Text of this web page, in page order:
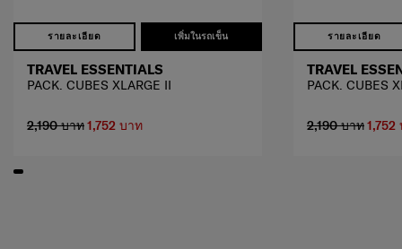
รายละเอียด เพิ่มในรถเข็น
TRAVEL ESSENTIALS
PACK. CUBES XLARGE II
2,190 บาท1,752 บาท
รายละเอียด
TRAVEL
PACK. CUBES
2,190 บาท1,752